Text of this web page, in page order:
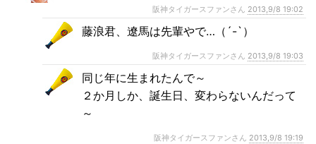
阪神タイガースファンさん 2013,9/8 19:02
藤浪君、遼馬は先輩やで…（´-`）
阪神タイガースファンさん 2013,9/8 19:03
同じ年に生まれたんで～
２か月しか、誕生日、変わらないんだって
～
阪神タイガースファンさん 2013,9/8 19:19